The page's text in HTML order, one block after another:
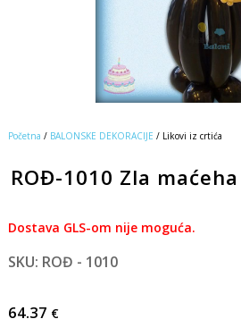
Početna / BALONSKE DEKORACIJE / Likovi iz crtića
ROĐ-1010 Zla
Dostava GLS-om nije moguća.
SKU: ROĐ - 1010
64.37 €